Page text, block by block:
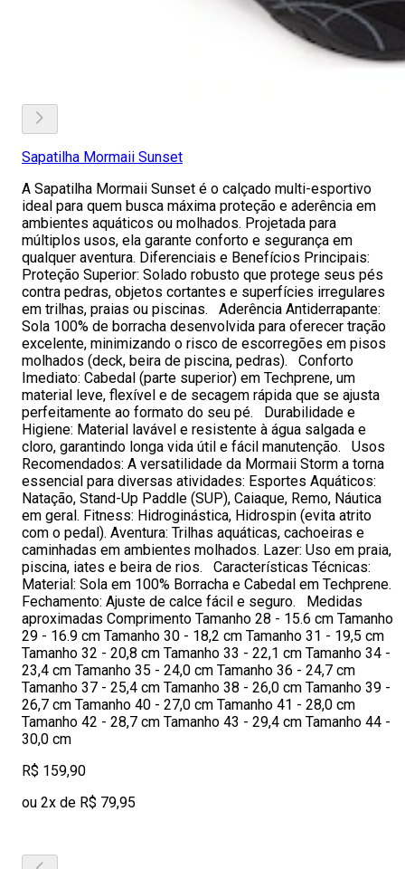
Sapatilha Mormaii Sunset
A Sapatilha Mormaii Sunset é o calçado multi-esportivo
ideal para quem busca máxima proteção e aderência em
ambientes aquáticos ou molhados. Projetada para
múltiplos usos, ela garante conforto e segurança em
qualquer aventura. Diferenciais e Benefícios Principais:
Proteção Superior: Solado robusto que protege seus pés
contra pedras, objetos cortantes e superfícies irregulares
em trilhas, praias ou piscinas. Aderência Antiderrapante:
Sola 100% de borracha desenvolvida para oferecer tração
excelente, minimizando o risco de escorregões em pisos
molhados (deck, beira de piscina, pedras). Conforto
Imediato: Cabedal (parte superior) em Techprene, um
material leve, flexível e de secagem rápida que se ajusta
perfeitamente ao formato do seu pé. Durabilidade e
Higiene: Material lavável e resistente à água salgada e
cloro, garantindo longa vida útil e fácil manutenção. Usos
Recomendados: A versatilidade da Mormaii Storm a torna
essencial para diversas atividades: Esportes Aquáticos:
Natação, Stand-Up Paddle (SUP), Caiaque, Remo, Náutica
em geral. Fitness: Hidroginástica, Hidrospin (evita atrito
com o pedal). Aventura: Trilhas aquáticas, cachoeiras e
caminhadas em ambientes molhados. Lazer: Uso em praia,
piscina, iates e beira de rios. Características Técnicas:
Material: Sola em 100% Borracha e Cabedal em Techprene.
Fechamento: Ajuste de calce fácil e seguro. Medidas
aproximadas Comprimento Tamanho 28 - 15.6 cm Tamanho
29 - 16.9 cm Tamanho 30 - 18,2 cm Tamanho 31 - 19,5 cm
Tamanho 32 - 20,8 cm Tamanho 33 - 22,1 cm Tamanho 34 -
23,4 cm Tamanho 35 - 24,0 cm Tamanho 36 - 24,7 cm
Tamanho 37 - 25,4 cm Tamanho 38 - 26,0 cm Tamanho 39 -
26,7 cm Tamanho 40 - 27,0 cm Tamanho 41 - 28,0 cm
Tamanho 42 - 28,7 cm Tamanho 43 - 29,4 cm Tamanho 44 -
30,0 cm
R$ 159,90
ou 2x de R$ 79,95